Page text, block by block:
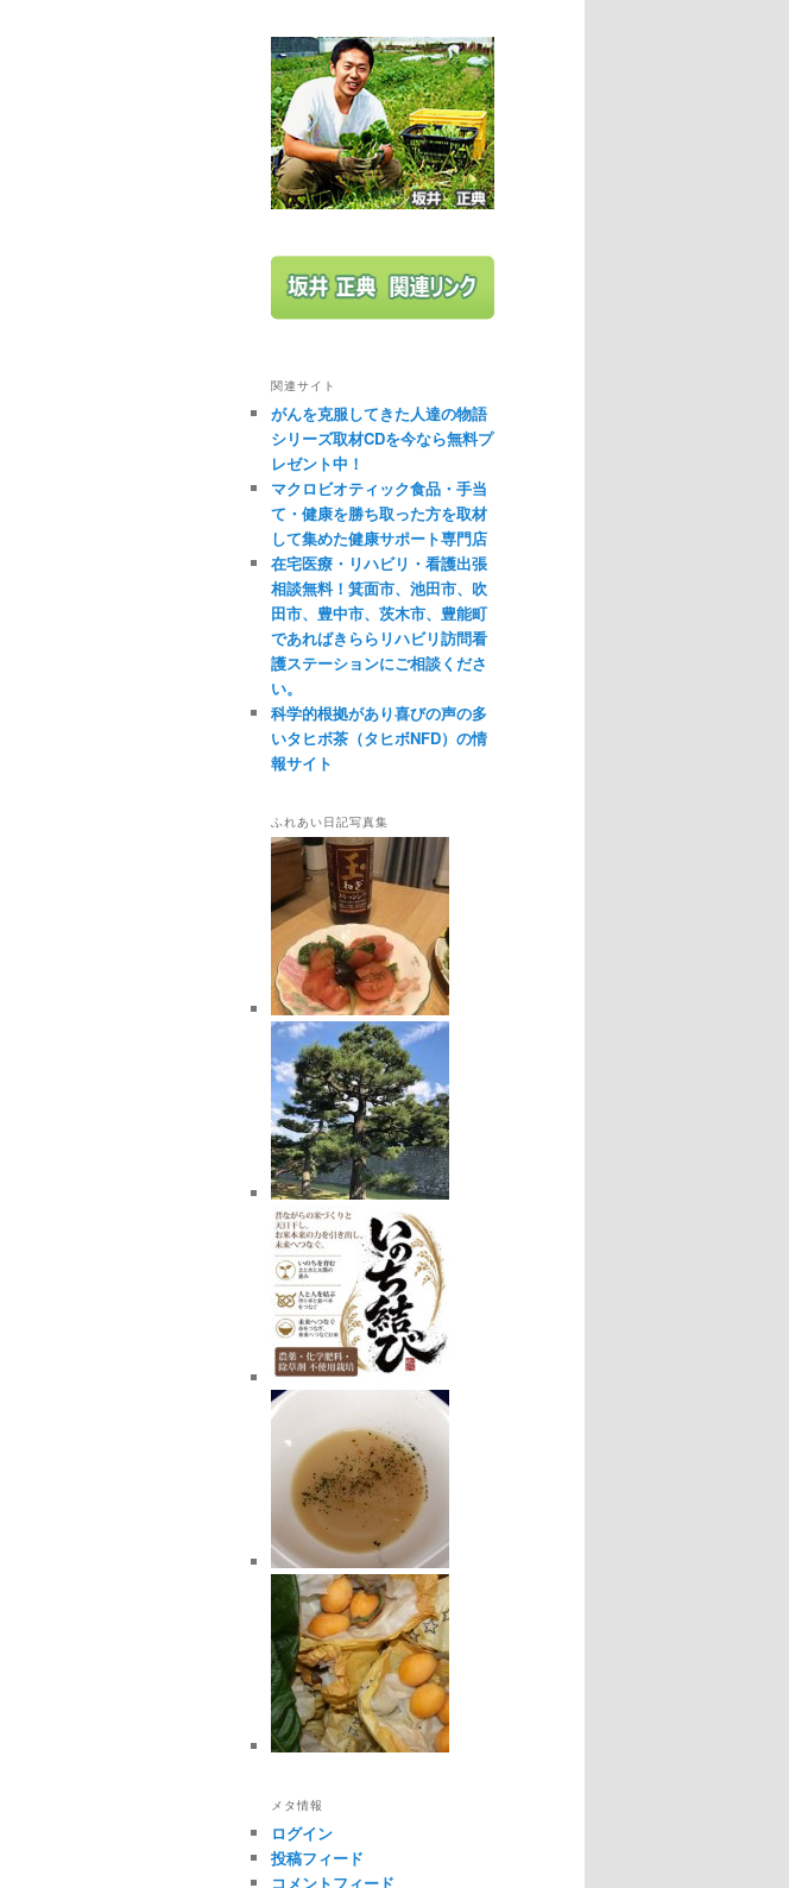
関連サイト
がんを克服してきた人達の物語
シリーズ取材CDを今なら無料プ
レゼント中！
マクロビオティック食品・手当
て・健康を勝ち取った方を取材
して集めた健康サポート専門店
在宅医療・リハビリ・看護出張
相談無料！箕面市、池田市、吹
田市、豊中市、茨木市、豊能町
であればきららリハビリ訪問看
護ステーションにご相談くださ
い。
科学的根拠があり喜びの声の多
いタヒボ茶（タヒボNFD）の情
報サイト
ふれあい日記写真集
メタ情報
ログイン
投稿フィード
コメントフィード